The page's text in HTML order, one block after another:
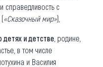
справедливость с
«Сказочный мир»),
детях и детстве , родине,
в том числе
и Василия